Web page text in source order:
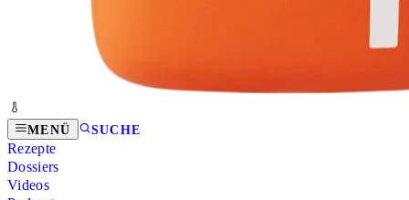
MENÜ SUCHE
Rezepte
Dossiers
Videos